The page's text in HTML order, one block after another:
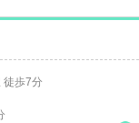
徒歩7分